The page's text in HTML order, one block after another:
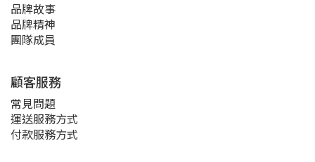
品牌故事
品牌精神
團隊成員
顧客服務
常見問題
運送服務方式
付款服務方式